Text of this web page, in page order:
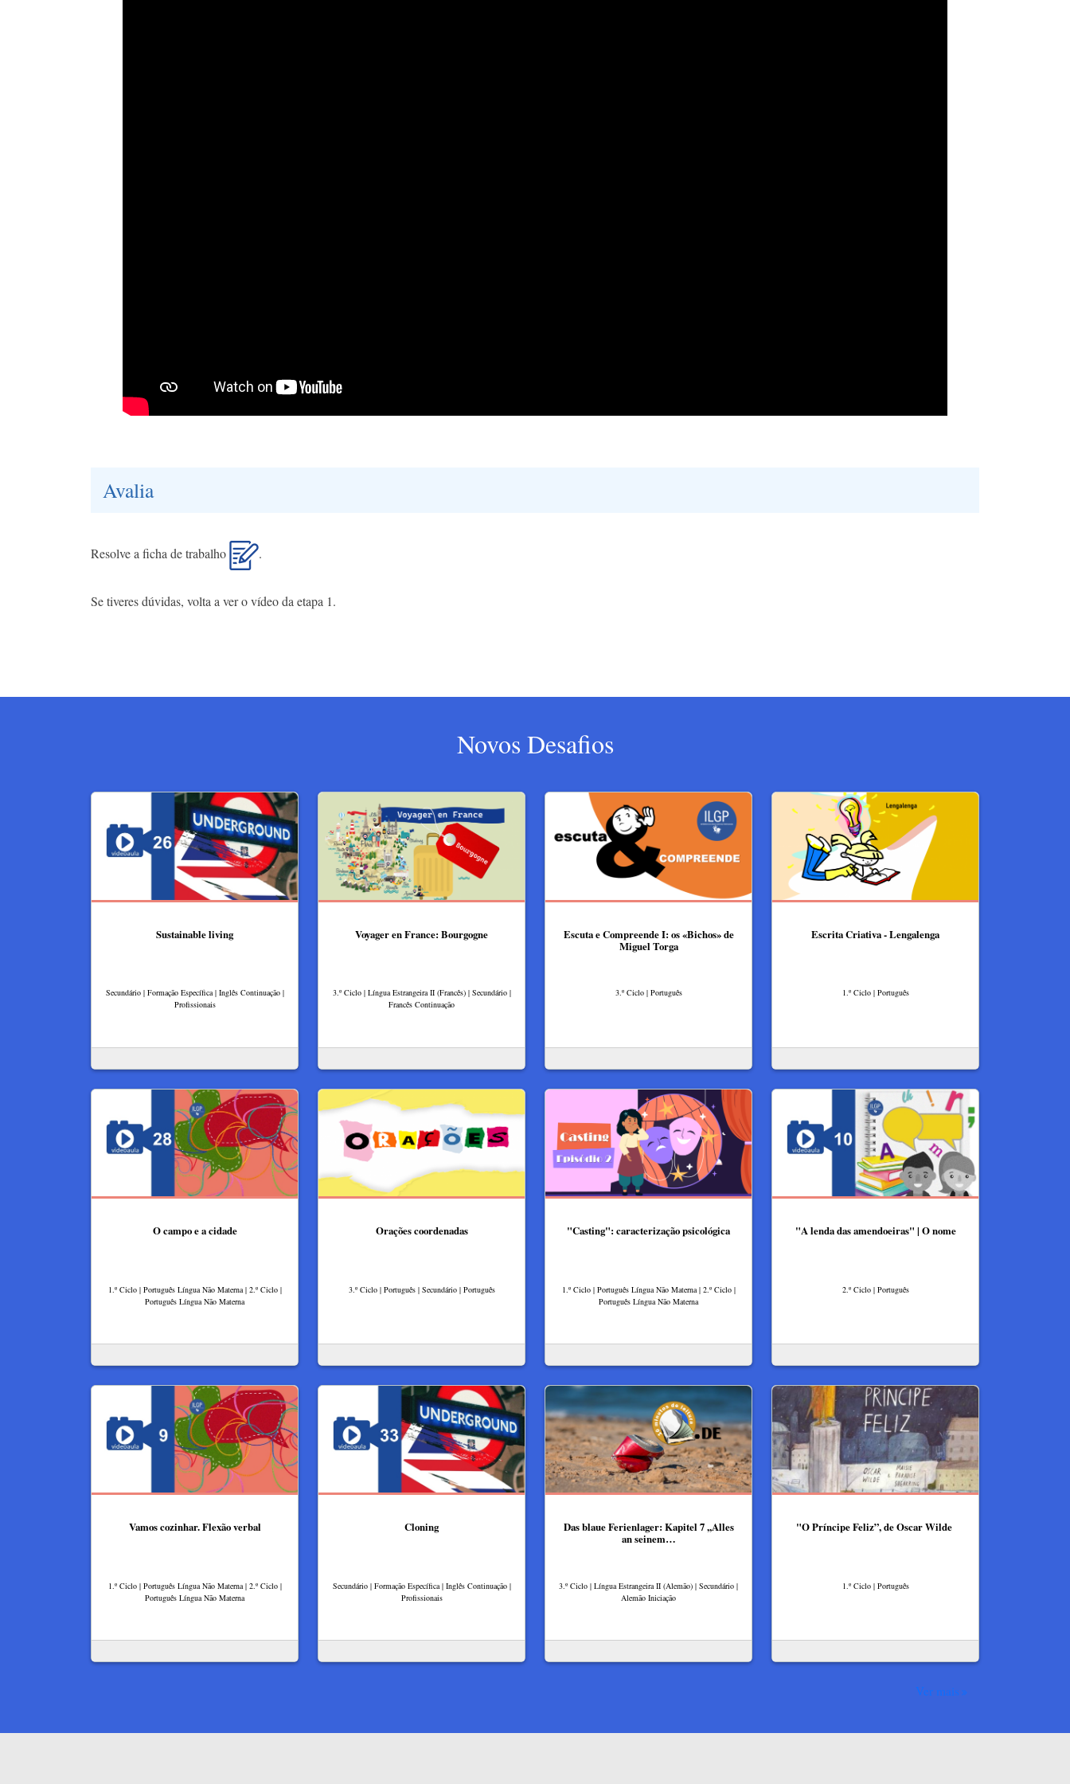
Avalia
Resolve a ficha de trabalho .
Se tiveres dúvidas, volta a ver o vídeo da etapa 1.
Novos Desafios
Sustainable living
Secundário | Formação Específica | Inglês Continuação |
Profissionais
Voyager en France: Bourgogne
3.º Ciclo | Língua Estrangeira II (Francês) | Secundário |
Francês Continuação
Escuta e Compreende I: os «Bichos» de
Miguel Torga
3.º Ciclo | Português
Escrita Criativa - Lengalenga
1.º Ciclo | Português
O campo e a cidade
1.º Ciclo | Português Língua Não Materna | 2.º Ciclo |
Português Língua Não Materna
Orações coordenadas
3.º Ciclo | Português | Secundário | Português
"Casting": caracterização psicológica
1.º Ciclo | Português Língua Não Materna | 2.º Ciclo |
Português Língua Não Materna
"A lenda das amendoeiras" | O nome
2.º Ciclo | Português
Vamos cozinhar. Flexão verbal
1.º Ciclo | Português Língua Não Materna | 2.º Ciclo |
Português Língua Não Materna
Cloning
Secundário | Formação Específica | Inglês Continuação |
Profissionais
Das blaue Ferienlager: Kapitel 7 ,,Alles
an seinem…
3.º Ciclo | Língua Estrangeira II (Alemão) | Secundário |
Alemão Iniciação
"O Príncipe Feliz”, de Oscar Wilde
1.º Ciclo | Português
Ver mais